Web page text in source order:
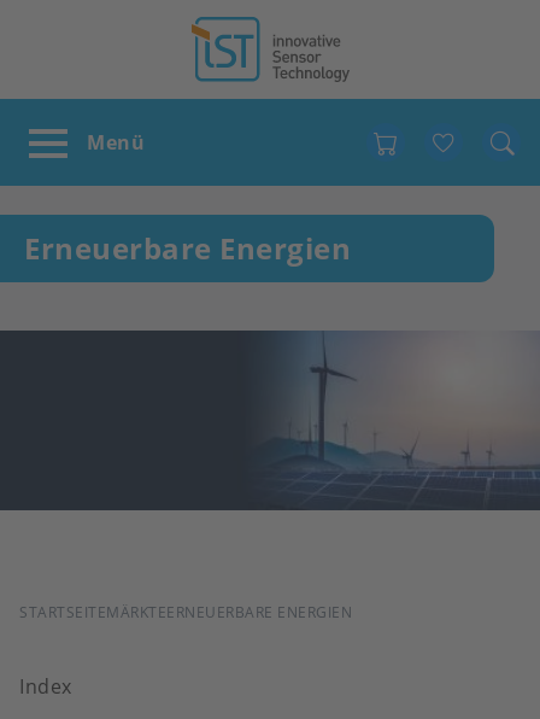
Erneuerbare Energien
PFADNAVIGATION
STARTSEITEMÄRKTEERNEUERBARE ENERGIEN
Index